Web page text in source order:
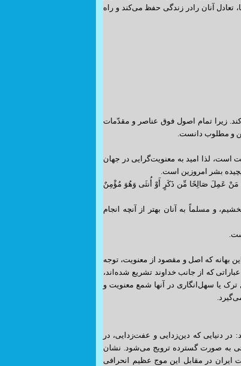
تعادل آنان رادر زندگی حفظ می‌کند و راه
زیرا تمام اصول فوق عناصر و مقدّمات
و مطلوب دانست.
است، لذا امید به معنویت‌گرایی در جهان
بشر امروزین است.
« مَنْ عَمِلَ صَالِحًا مِّن ذَكَرٍ أَوْ أُنثَى وَهُوَ مُؤْمِنٌ
و مسلماً به آنان بهتر از آنچه انجام
که اصل و مقصود از معنویت، توجه
که از جانب خداوند تشریع شده‌اند،
یا سهل‌انگاری در آنها شمع معنویت و
آسیایی، فرمودند: در دنیایی که دین‌زدایی و عفت‌زدایی، در
به صورت گسترده ترویج می‌شود. نشان
ایران در مقابل این موج عظیم انحرافی